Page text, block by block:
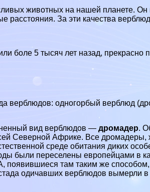
животных на нашей планете. Он
расстояния. За эти качества
боле 5 тысяч лет назад, прекрасно
верблюдов: одногорбый верблюд
вид верблюдов —дромадер.
Северной Африке. Все дромадеры,
среде обитания диких
были переселены европейцами в
там таким же
одичавших верблюдов вымерли